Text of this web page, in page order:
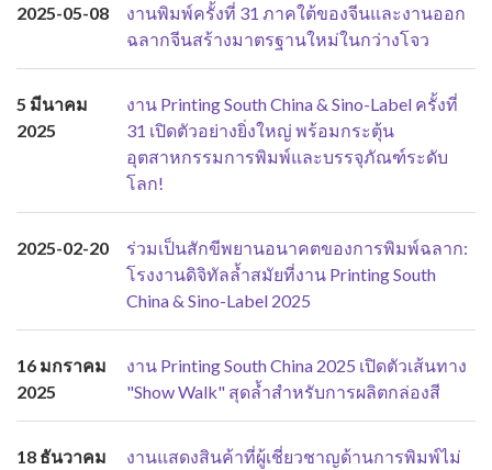
2025-05-08
งานพิมพ์ครั้งที่ 31 ภาคใต้ของจีนและงานออก
ฉลากจีนสร้างมาตรฐานใหม่ในกว่างโจว
5 มีนาคม
2025
งาน Printing South China & Sino-Label ครั้งที่
31 เปิดตัวอย่างยิ่งใหญ่ พร้อมกระตุ้น
อุตสาหกรรมการพิมพ์และบรรจุภัณฑ์ระดับ
โลก!
2025-02-20
ร่วมเป็นสักขีพยานอนาคตของการพิมพ์ฉลาก:
โรงงานดิจิทัลล้ำสมัยที่งาน Printing South
China & Sino-Label 2025
16 มกราคม
2025
งาน Printing South China 2025 เปิดตัวเส้นทาง
"Show Walk" สุดล้ำสำหรับการผลิตกล่องสี
18 ธันวาคม
งานแสดงสินค้าที่ผู้เชี่ยวชาญด้านการพิมพ์ไม่